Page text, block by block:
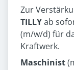
Zur
TILLYab
(m/w/d) für
Kraftwerk.
Maschinist